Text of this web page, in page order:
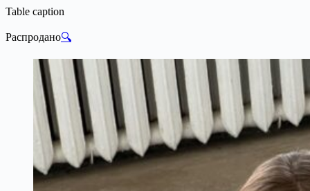
Table caption
Распродано🔍